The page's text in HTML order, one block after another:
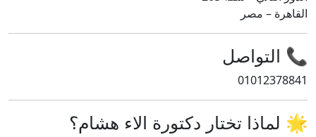
القاهرة – مصر
📞 التواصل
01012378841
🌟 لماذا تختار دكتورة الاء هشام؟